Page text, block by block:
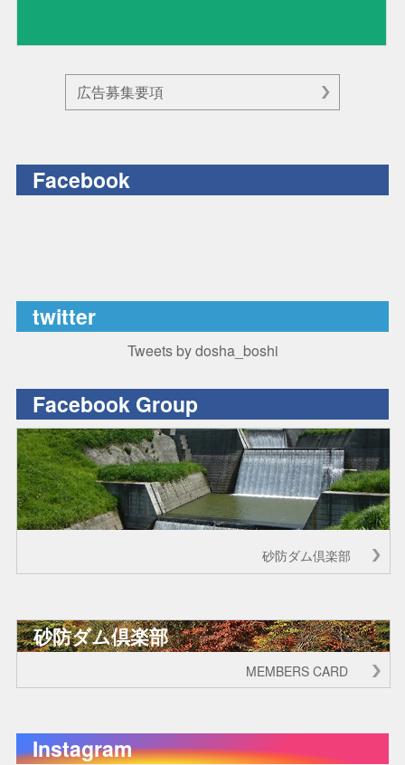
広告募集要項
Facebook
twitter
Tweets by dosha_boshi
Facebook Group
砂防ダム倶楽部
砂防ダム倶楽部
MEMBERS CARD
Instagram